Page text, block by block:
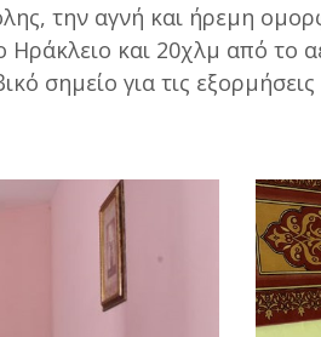
την αγνή και ήρεμη
και 20χλμ από το
σημείο για τις